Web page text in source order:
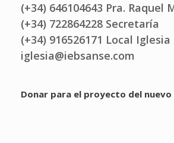
(+34) 646104643 Pra. Raquel
(+34) 722864228 Secretaría
(+34) 916526171 Local Iglesia
iglesia@iebsanse.com
Donar para el proyecto del